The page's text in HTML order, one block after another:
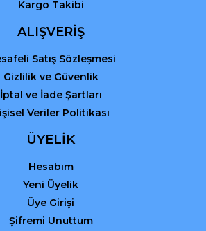
Gönder
Kargo Takibi
ALIŞVERİŞ
Satış Sözleşmesi
Gizlilik ve Güvenlik
İptal ve İade Şartları
Veriler Politikası
ÜYELİK
Hesabım
Yeni Üyelik
Üye Girişi
Şifremi Unuttum